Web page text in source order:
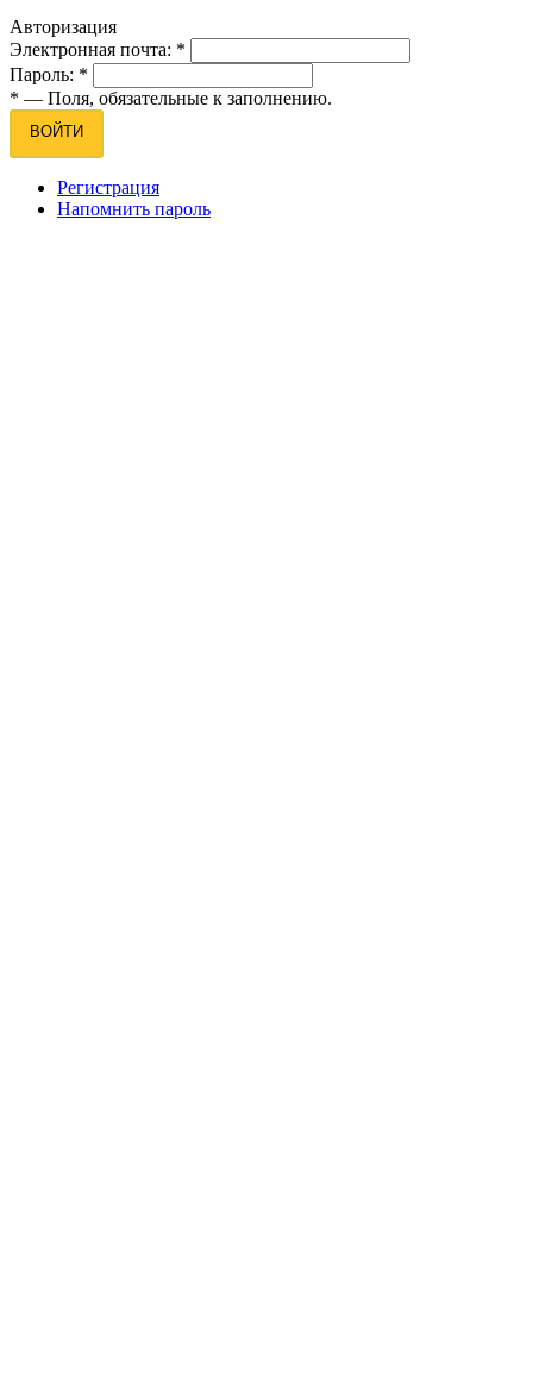
Авторизация
Электронная почта: *
Пароль: *
* — Поля, обязательные к заполнению.
ВОЙТИ
Регистрация
Напомнить пароль